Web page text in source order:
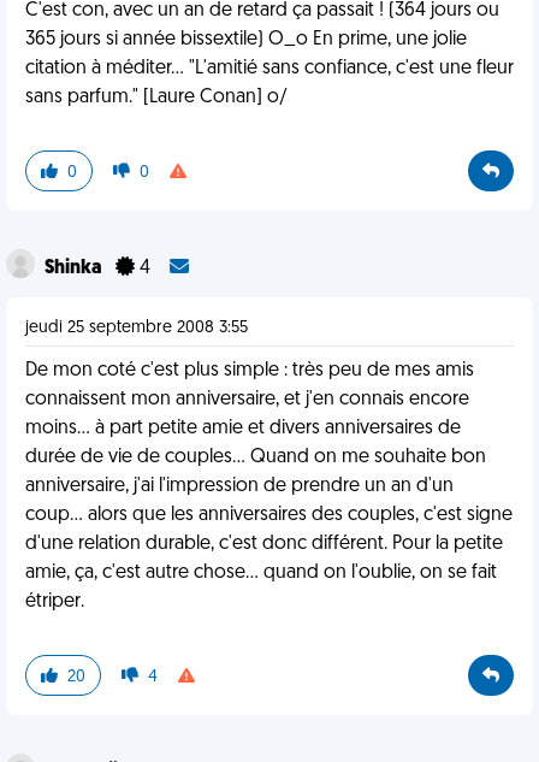
C'est con, avec un an de retard ça passait ! (364 jours ou
365 jours si année bissextile) O_o En prime, une jolie
citation à méditer... "L'amitié sans confiance, c'est une fleur
sans parfum." [Laure Conan] o/
0 0
Shinka 4
jeudi 25 septembre 2008 3:55
De mon coté c'est plus simple : très peu de mes amis
connaissent mon anniversaire, et j'en connais encore
moins... à part petite amie et divers anniversaires de
durée de vie de couples... Quand on me souhaite bon
anniversaire, j'ai l'impression de prendre un an d'un
coup... alors que les anniversaires des couples, c'est signe
d'une relation durable, c'est donc différent. Pour la petite
amie, ça, c'est autre chose... quand on l'oublie, on se fait
étriper.
20 4